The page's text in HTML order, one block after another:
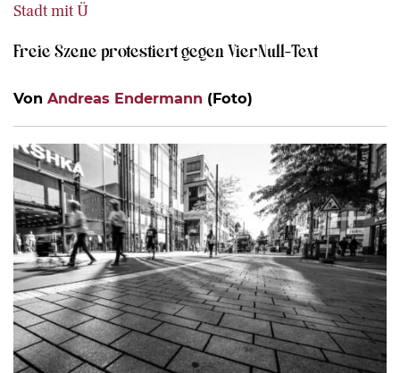
Stadt mit Ü
Freie Szene protestiert gegen VierNull-Text
Von Andreas Endermann (Foto)